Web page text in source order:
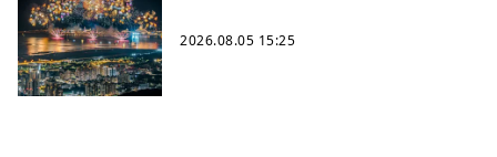
2026.08.05 15:25